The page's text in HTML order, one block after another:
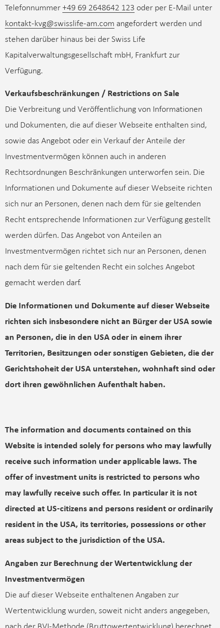
Telefonnummer +49 69 2648642 123 oder per E-Mail unter
kontakt-kvg@swisslife-am.com angefordert werden und
stehen darüber hinaus bei der Swiss Life
Kapitalverwaltungsgesellschaft mbH, Frankfurt zur
Verfügung.
Verkaufsbeschränkungen / Restrictions on Sale
Die Verbreitung und Veröffentlichung von Informationen
und Dokumenten, die auf dieser Webseite enthalten sind,
sowie das Angebot oder ein Verkauf der Anteile der
Investmentvermögen können auch in anderen
Rechtsordnungen Beschränkungen unterworfen sein. Die
Informationen und Dokumente auf dieser Webseite richten
sich nur an Personen, denen nach dem für sie geltenden
Recht entsprechende Informationen zur Verfügung gestellt
werden dürfen. Das Angebot von Anteilen an
Investmentvermögen richtet sich nur an Personen, denen
nach dem für sie geltenden Recht ein solches Angebot
gemacht werden darf.
Die Informationen und Dokumente auf dieser Webseite
richten sich insbesondere nicht an Bürger der USA sowie
an Personen, die in den USA oder in einem ihrer
Territorien, Besitzungen oder sonstigen Gebieten, die der
Gerichtshoheit der USA unterstehen, wohnhaft sind oder
dort ihren gewöhnlichen Aufenthalt haben.
The information and documents contained on this
Website is intended solely for persons who may lawfully
receive such information under applicable laws. The
offer of investment units is restricted to persons who
may lawfully receive such offer. In particular it is not
directed at US-citizens and persons resident or ordinarily
resident in the USA, its territories, possessions or other
areas subject to the jurisdiction of the USA.
Angaben zur Berechnung der Wertentwicklung der
Investmentvermögen
Die auf dieser Webseite enthaltenen Angaben zur
Wertentwicklung wurden, soweit nicht anders angegeben,
nach der BVI-Methode (Bruttowertentwicklung) berechnet.